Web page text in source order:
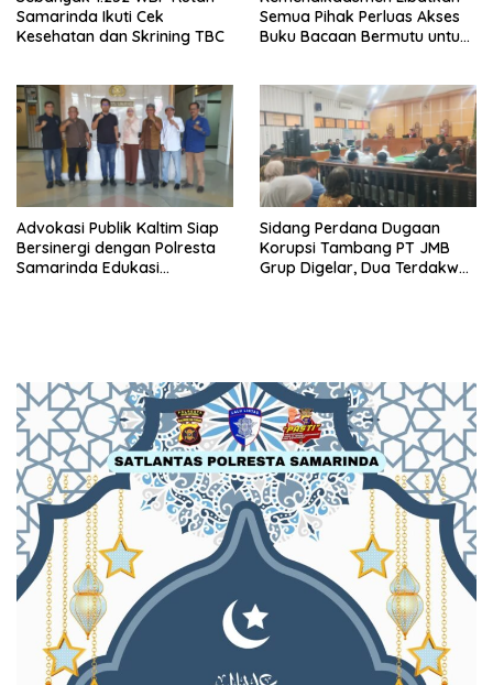
Samarinda Ikuti Cek
Kesehatan dan Skrining TBC
Semua Pihak Perluas Akses
Buku Bacaan Bermutu untuk
Advokasi Publik Kaltim Siap
Bersinergi dengan Polresta
Samarinda Edukasi
Sidang Perdana Dugaan
Korupsi Tambang PT JMB
Grup Digelar, Dua Terdakwa